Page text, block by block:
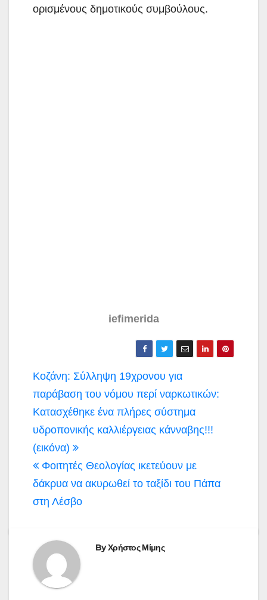
ορισμένους δημοτικούς συμβούλους.
iefimerida
Πλοήγηση
άρθρων
Κοζάνη: Σύλληψη 19χρονου για
παράβαση του νόμου περί ναρκωτικών:
Κατασχέθηκε ένα πλήρες σύστημα
υδροπονικής καλλιέργειας κάνναβης!!!
(εικόνα)
Φοιτητές Θεολογίας ικετεύουν με
δάκρυα να ακυρωθεί το ταξίδι του Πάπα
στη Λέσβο
ByΧρήστος Μίμης